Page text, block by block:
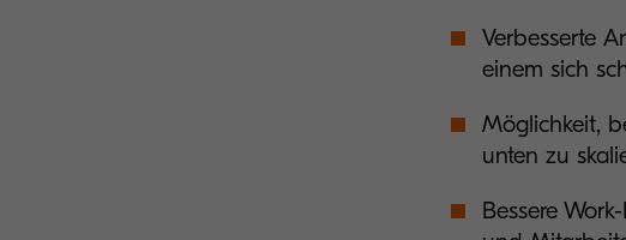
Verbesserte
einem sich
Möglichkeit,
unten zu
Bessere